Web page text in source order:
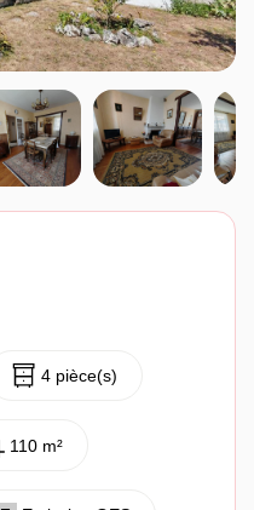
4 pièce(s)
110 m²